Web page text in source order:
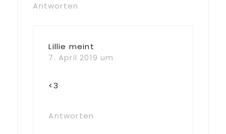
Antworten
Lillie meint
7. April 2019 um
<3
Antworten